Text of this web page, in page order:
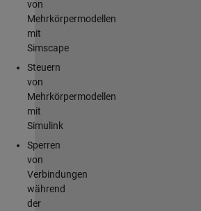
von
Mehrkörpermodellen
mit
Simscape
Steuern
von
Mehrkörpermodellen
mit
Simulink
Sperren
von
Verbindungen
während
der